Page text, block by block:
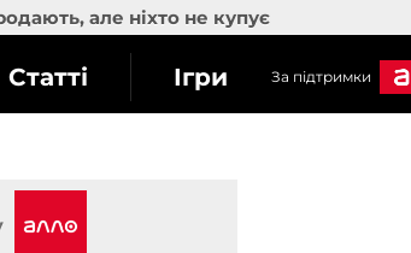
але ніхто не купує
Статті Ігри За підтримки